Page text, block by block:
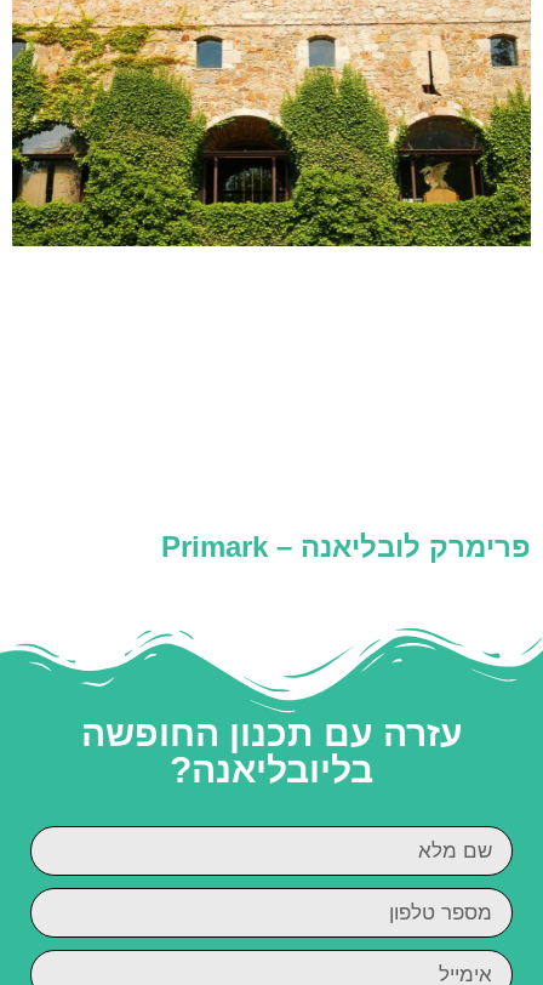
פרימרק לובליאנה – Primark
עזרה עם תכנון החופשה
בליובליאנה?